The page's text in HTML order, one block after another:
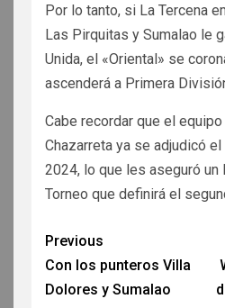
Por lo tanto, si La Tercena
Las Pirquitas y Sumalao le
Unida, el «Oriental» se
ascenderá a Primera
Cabe recordar que el
Chazarreta ya se adjudicó
2024, lo que les aseguró un
Torneo que definirá el
Previous
Con los punteros Villa
Dolores y Sumalao